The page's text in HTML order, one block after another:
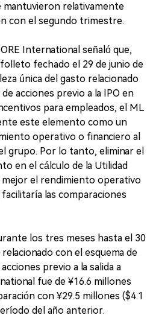
mantuvieron relativamente
con el segundo trimestre.
International señaló que,
fechado el 29 de junio de
única del gasto relacionado
acciones previo a la IPO en
para empleados, el ML
este elemento como un
operativo o financiero al
grupo. Por lo tanto, eliminar el
en el cálculo de la Utilidad
el rendimiento operativo
las comparaciones
los tres meses hasta el 30
con el esquema de
previo a la salida a
fue de ¥16.6 millones
con ¥29.5 millones ($4.1
del año anterior.